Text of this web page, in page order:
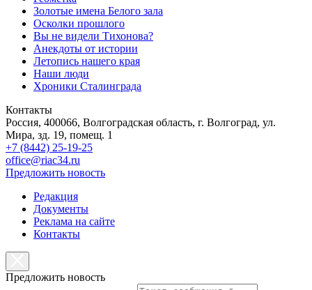
Золотые имена Белого зала
Осколки прошлого
Вы не видели Тихонова?
Анекдоты от истории
Летопись нашего края
Наши люди
Хроники Сталинграда
Контакты
Россия, 400066, Волгоградская область, г. Волгоград, ул.
Мира, зд. 19, помещ. 1
+7 (8442) 25-19-25
office@riac34.ru
Предложить новость
Редакция
Документы
Реклама на сайте
Контакты
Предложить новость